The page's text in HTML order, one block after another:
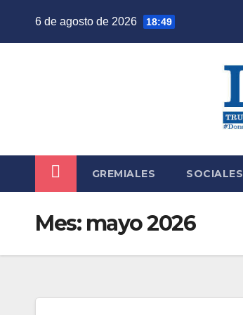
6 de agosto de 2026 18:49
GREMIALES SOCIALES
Mes: mayo 2026